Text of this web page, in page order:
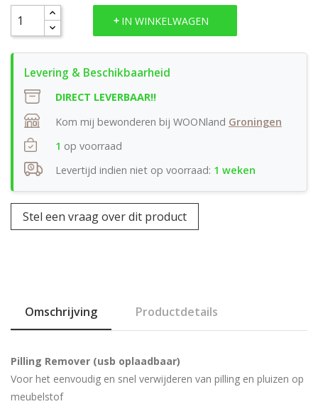
IN WINKELWAGEN
DIRECT LEVERBAAR!!
Kom mij bewonderen bij WOONland Groningen
1 op voorraad
Levertijd indien niet op voorraad: 1 weken
Stel een vraag over dit product
Omschrijving Productdetails
Pilling Remover (usb oplaadbaar)
Voor het eenvoudig en snel verwijderen van pilling en pluizen op
meubelstof